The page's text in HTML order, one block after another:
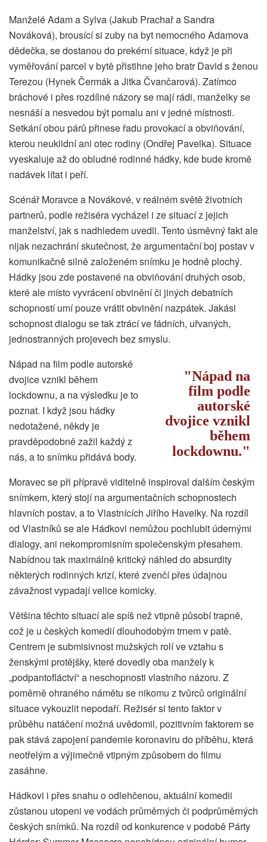
Manželé Adam a Sylva (Jakub Prachař a Sandra
Nováková), brousící si zuby na byt nemocného Adamova
dědečka, se dostanou do prekérní situace, když je při
vyměřování parcel v bytě přistihne jeho bratr David s ženou
Terezou (Hynek Čermák a Jitka Čvančarová). Zatímco
bráchové i přes rozdílné názory se mají rádi, manželky se
nesnáší a nesvedou být pomalu ani v jedné místnosti.
Setkání obou párů přinese řadu provokací a obviňování,
kterou neuklidní ani otec rodiny (Ondřej Pavelka). Situace
vyeskaluje až do obludné rodinné hádky, kde bude kromě
nadávek lítat i peří.
Scénář Moravce a Novákové, v reálném světě životních
partnerů, podle režiséra vycházel i ze situací z jejich
manželství, jak s nadhledem uvedli. Tento úsměvný fakt ale
nijak nezachrání skutečnost, že argumentační boj postav v
komunikačně silně založeném snímku je hodně plochý.
Hádky jsou zde postavené na obviňování druhých osob,
které ale místo vyvrácení obvinění či jiných debatních
schopností umí pouze vrátit obvinění nazpátek. Jakási
schopnost dialogu se tak ztrácí ve fádních, uřvaných,
jednostranných projevech bez smyslu.
Nápad na
film podle
autorské
dvojice vznikl
během
lockdownu.
Nápad na film podle autorské
dvojice vznikl během
lockdownu, a na výsledku je to
poznat. I když jsou hádky
nedotažené, někdy je
pravděpodobně zažil každý z
nás, a to snímku přidává body.
Moravec se při přípravě viditelně inspiroval dalším českým
snímkem, který stojí na argumentačních schopnostech
hlavních postav, a to Vlastnících Jiřího Havelky. Na rozdíl
od Vlastníků se ale Hádkovi nemůžou pochlubit údernými
dialogy, ani nekompromisním společenským přesahem.
Nabídnou tak maximálně kritický náhled do absurdity
některých rodinných krizí, které zvenčí přes údajnou
závažnost vypadají velice komicky.
Většina těchto situací ale spíš než vtipně působí trapně,
což je u českých komedií dlouhodobým trnem v patě.
Centrem je submisivnost mužských rolí ve vztahu s
ženskými protějšky, které dovedly oba manžely k
„podpantofláctví“ a neschopnosti vlastního názoru. Z
poměrně ohraného námětu se nikomu z tvůrců originální
situace vykouzlit nepodaří. Režisér si tento faktor v
průběhu natáčení možná uvědomil, pozitivním faktorem se
pak stává zapojení pandemie koronaviru do příběhu, která
neotřelým a výjimečně vtipným způsobem do filmu
zasáhne.
Hádkovi i přes snahu o odlehčenou, aktuální komedii
zůstanou utopeni ve vodách průměrných či podprůměrných
českých snímků. Na rozdíl od konkurence v podobě Párty